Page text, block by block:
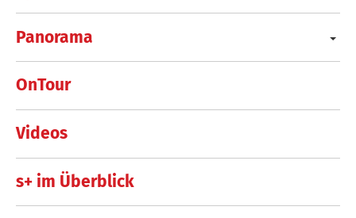
Panorama
OnTour
Videos
s+ im Überblick